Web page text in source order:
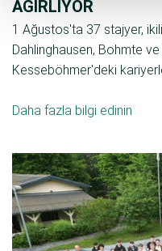
AĞIRLIYOR
1 Ağustos'ta 37 stajyer,
Dahlinghausen, Bohmte
Kesseböhmer'deki
Daha fazla bilgi edinin